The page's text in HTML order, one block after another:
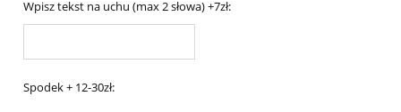
Wpisz tekst na uchu (max 2 słowa) +7zł:
Spodek + 12-30zł: